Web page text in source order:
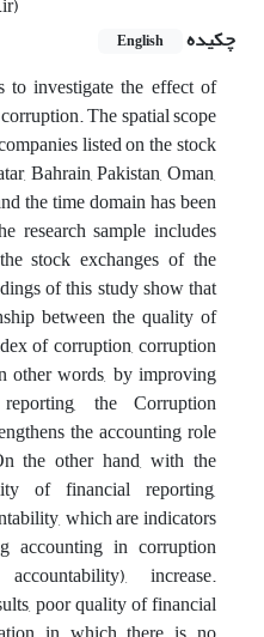
چکیده
English
investigate the effect of
The spatial scope
listed on the stock
Bahrain, Pakistan, Oman,
the time domain has been
research sample includes
stock exchanges of the
of this study show that
between the quality of
of corruption, corruption
other words, by improving
the Corruption
the accounting role
the other hand, with the
of financial reporting,
which are indicators
accounting in corruption
increase.
poor quality of financial